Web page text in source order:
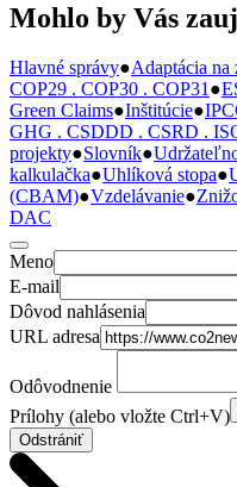
Mohlo by Vás
Hlavné správy●Adaptácia
COP29 . COP30 . COP31●
Green Claims●Inštitúcie●
GHG . CSDDD . CSRD .
projekty●Slovník●
kalkulačka●Uhlíková stopa●
(CBAM)●Vzdelávanie●
DAC
Meno
E-mail
Dôvod nahlásenia
URL adresa
Odôvodnenie
Prílohy (alebo vložte Ctrl+V)
Odstrániť